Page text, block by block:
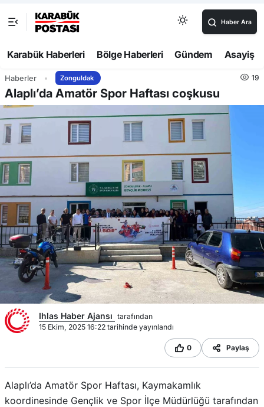
Haber Ara
Karabük Haberleri Bölge Haberleri Gündem Asayiş
Haberler Zonguldak 19
Alaplı’da Amatör Spor Haftası coşkusu
Ihlas Haber Ajansı tarafından
15 Ekim, 2025 16:22 tarihinde yayınlandı
0 Paylaş
Alaplı’da Amatör Spor Haftası, Kaymakamlık
koordinesinde Gençlik ve Spor İlçe Müdürlüğü tarafından